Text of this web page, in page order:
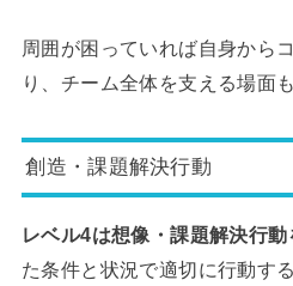
周囲が困っていれば自身から
り、チーム全体を支える場面
創造・課題解決行動
レベル4は想像・課題解決行動
た条件と状況で適切に行動す